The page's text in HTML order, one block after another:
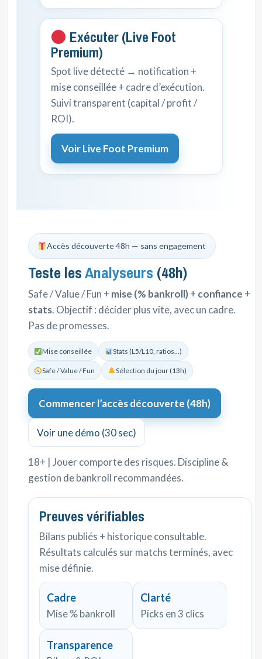
Exécuter (Live Foot
Premium)
Spot live détecté → notification +
mise conseillée + cadre d’exécution.
Suivi transparent (capital / profit /
ROI).
Voir Live Foot Premium
Accès découverte 48h — sans engagement
Teste lesAnalyseurs (48h)
Safe / Value / Fun + mise (% bankroll)+ confiance +
stats. Objectif : décider plus vite, avec un cadre.
Pas de promesses.
Mise conseillée Stats (L5/L10, ratios…)
Safe / Value / Fun Sélection du jour (13h)
Commencer l’accès découverte (48h)
Voir une démo (30 sec)
18+ | Jouer comporte des risques. Discipline &
gestion de bankroll recommandées.
Preuves vérifiables
Bilans publiés + historique consultable.
Résultats calculés sur matchs terminés, avec
mise définie.
Cadre
Mise % bankroll
Clarté
Picks en 3 clics
Transparence